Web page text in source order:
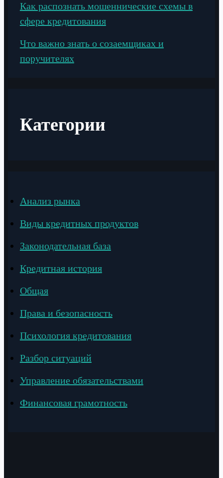
Как распознать мошеннические схемы в
сфере кредитования
Что важно знать о созаемщиках и
поручителях
Категории
Анализ рынка
Виды кредитных продуктов
Законодательная база
Кредитная история
Общая
Права и безопасность
Психология кредитования
Разбор ситуаций
Управление обязательствами
Финансовая грамотность